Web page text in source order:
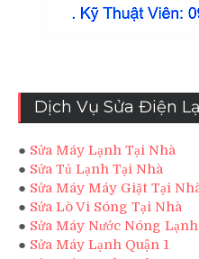
Dịch Vụ Sửa Điện
● Sửa Máy Lạnh Tại Nhà
● Sửa Tủ Lạnh Tại Nhà
● Sửa Máy Máy Giặt Tại
● Sửa Lò Vi Sóng Tại Nhà
● Sửa Máy Nước Nóng Lạnh
● Sửa Máy Lạnh Quận 1